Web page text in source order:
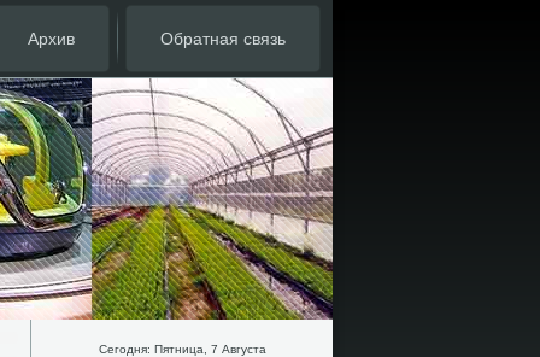
Архив Обратная связь
Сегодня: Пятница, 7 Августа